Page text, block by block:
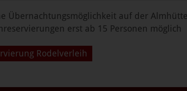
Übernachtungsmöglichkeit auf der
erst ab 15 Personen möglich
Rodelverleih